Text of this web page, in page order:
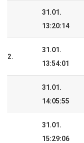
31.01.
13:20:14
2.
31.01.
13:54:01
31.01.
14:05:55
31.01.
15:29:06